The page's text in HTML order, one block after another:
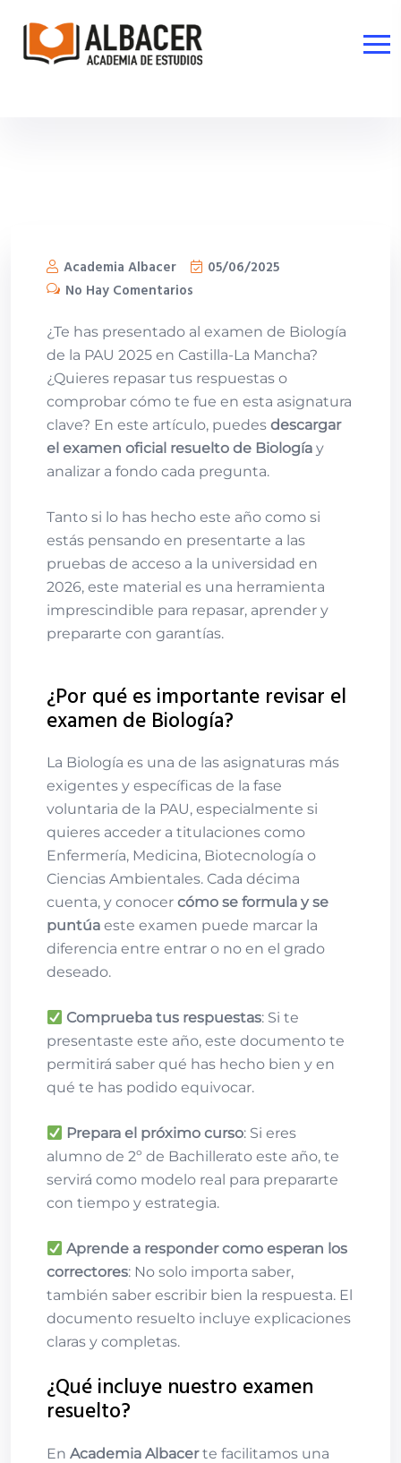
Academia Albacer
05/06/2025
No Hay Comentarios
¿Te has presentado al examen de Biología
de la PAU 2025 en Castilla-La Mancha?
¿Quieres repasar tus respuestas o
comprobar cómo te fue en esta asignatura
clave? En este artículo, puedes descargar
el examen oficial resuelto de Biología y
analizar a fondo cada pregunta.
Tanto si lo has hecho este año como si
estás pensando en presentarte a las
pruebas de acceso a la universidad en
2026, este material es una herramienta
imprescindible para repasar, aprender y
prepararte con garantías.
¿Por qué es importante revisar el
examen de Biología?
La Biología es una de las asignaturas más
exigentes y específicas de la fase
voluntaria de la PAU, especialmente si
quieres acceder a titulaciones como
Enfermería, Medicina, Biotecnología o
Ciencias Ambientales. Cada décima
cuenta, y conocer cómo se formula y se
puntúa este examen puede marcar la
diferencia entre entrar o no en el grado
deseado.
Comprueba tus respuestas: Si te
presentaste este año, este documento te
permitirá saber qué has hecho bien y en
qué te has podido equivocar.
Prepara el próximo curso: Si eres
alumno de 2º de Bachillerato este año, te
servirá como modelo real para prepararte
con tiempo y estrategia.
Aprende a responder como esperan los
correctores: No solo importa saber,
también saber escribir bien la respuesta. El
documento resuelto incluye explicaciones
claras y completas.
¿Qué incluye nuestro examen
resuelto?
En Academia Albacerte facilitamos una